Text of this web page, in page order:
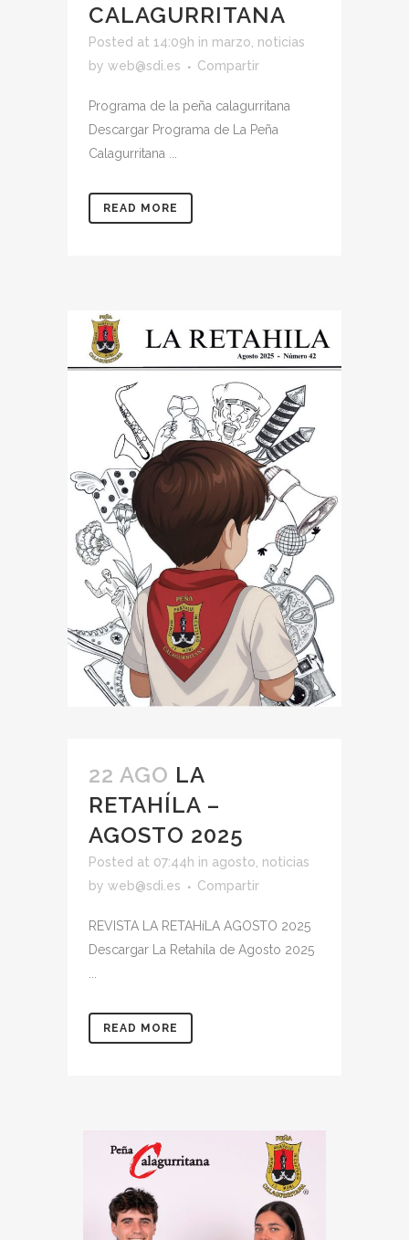
CALAGURRITANA
Posted at 14:09h in marzo noticias
by web@sdi.es Compartir
Programa de la peña calagurritana
Descargar Programa de La Peña
Calagurritana ...
READ MORE
22 AGO LA
RETAHÍLA –
AGOSTO 2025
Posted at 07:44h in agosto, noticias
by web@sdi.es Compartir
REVISTA LA RETAHíLA AGOSTO 2025
Descargar La Retahíla de Agosto 2025
...
READ MORE